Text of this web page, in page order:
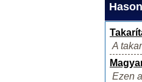
A
Ezen